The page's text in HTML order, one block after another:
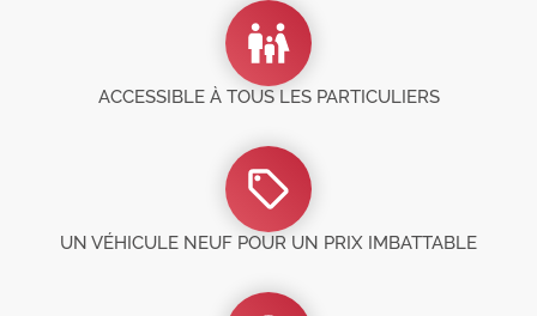
ACCESSIBLE À TOUS LES PARTICULIERS
UN VÉHICULE NEUF POUR UN PRIX IMBATTABLE